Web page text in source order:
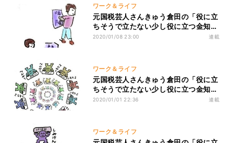
ワーク＆ライフ
元国税芸人さんきゅう倉田の「役に立
ちそうで立たない少し役に立つ金知
識」 第131回 高校生でも分かる所得
2020/01/08 23:00 連載
ワーク＆ライフ
元国税芸人さんきゅう倉田の「役に立
ちそうで立たない少し役に立つ金知
識」 第130回 所属事務所を批判する
2020/01/01 22:36 連載
ワーク＆ライフ